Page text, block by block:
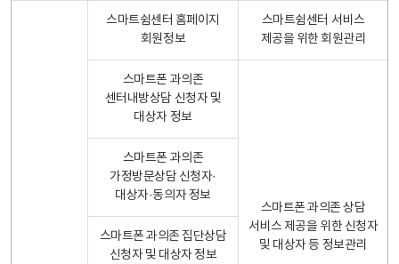
스마트쉼센터 홈페이지
회원정보
스마트쉼센터 서비스
제공을 위한 회원관리
스마트폰 과의존
센터내방상담 신청자 및
대상자 정보
스마트폰 과의존 상담
서비스 제공을 위한 신청자
및 대상자 등 정보관리
스마트폰 과의존
가정방문상담 신청자·
대상자·동의자 정보
스마트폰 과의존 집단상담
신청자 및 대상자 정보